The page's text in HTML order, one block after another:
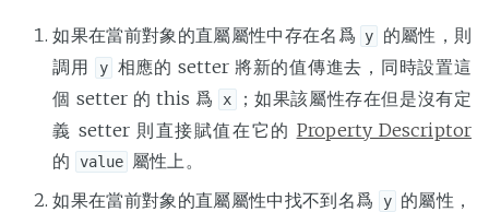
如果在當前對象的直屬屬性中存在名爲 y
的屬性，則
調用
y 相應的 setter 將新的值傳進去，同時設置這
個 setter 的 this 爲
x
；如果該屬性存在但是沒有定
義 setter 則直接賦值在它的 Property Descriptor
的
value 屬性上。
如果在當前對象的直屬屬性中找不到名爲
y 的屬性，